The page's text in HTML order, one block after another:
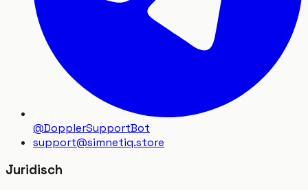
@DopplerSupportBot
support@simnetiq.store
Juridisch